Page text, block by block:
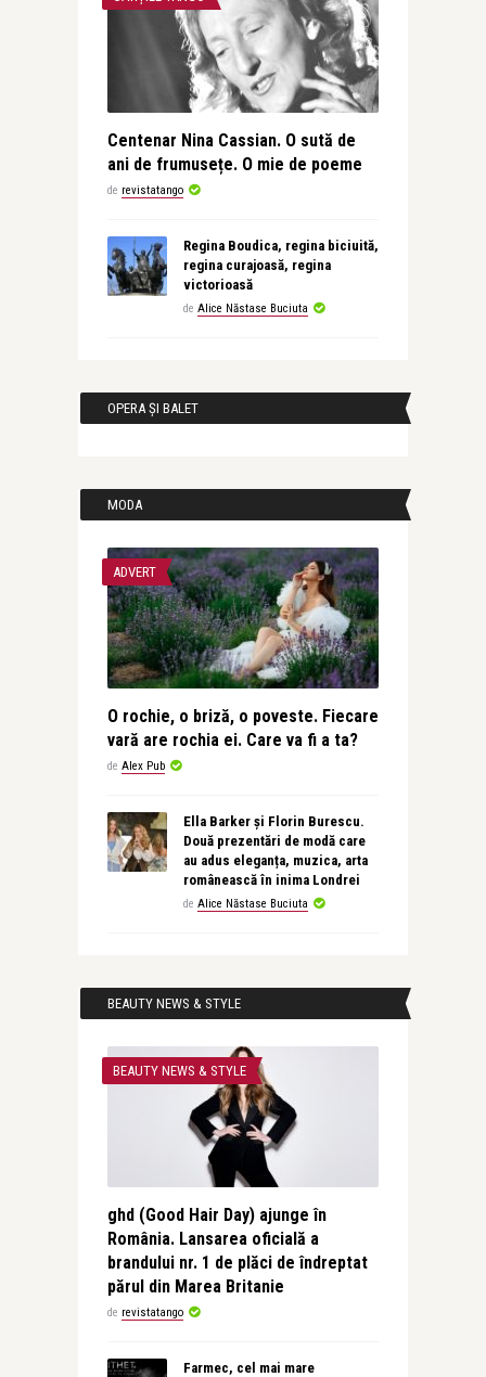
Centenar Nina Cassian. O sută de
ani de frumusețe. O mie de poeme
de revistatango
Regina Boudica, regina biciuită,
regina curajoasă, regina
victorioasă
de Alice Năstase Buciuta
OPERA ȘI BALET
MODA
ADVERT
O rochie, o briză, o poveste. Fiecare
vară are rochia ei. Care va fi a ta?
de Alex Pub
Ella Barker și Florin Burescu.
Două prezentări de modă care
au adus eleganța, muzica, arta
românească în inima Londrei
de Alice Năstase Buciuta
BEAUTY NEWS & STYLE
BEAUTY NEWS & STYLE
ghd (Good Hair Day) ajunge în
România. Lansarea oficială a
brandului nr. 1 de plăci de îndreptat
părul din Marea Britanie
de revistatango
Farmec, cel mai mare